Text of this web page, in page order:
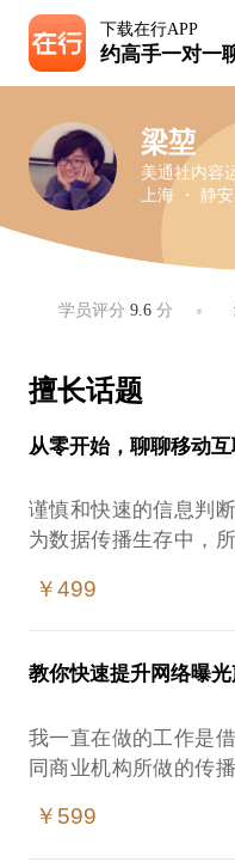
下载在行APP
约高手一对一
梁堃
美通社内容
上海 ・ 静安
学员评分9.6 分
擅长话题
从零开始，聊聊移动
谨慎和快速的信息判
为数据传播生存中，
时机中正在发生的情
目前大家围绕在微信
来还会有更多的渠道
如何在日益复杂化的
方式；
在信息汪洋中扩散出
￥499
教你快速提升网络曝
我一直在做的工作是
同商业机构所做的传
多渠道的建设，都是
￥599